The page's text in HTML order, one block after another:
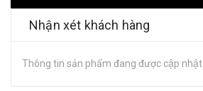
Nhận xét khách hàng
Thông tin sản phẩm đang được cập nhật